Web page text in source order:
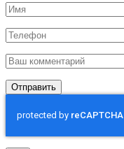
Отправить